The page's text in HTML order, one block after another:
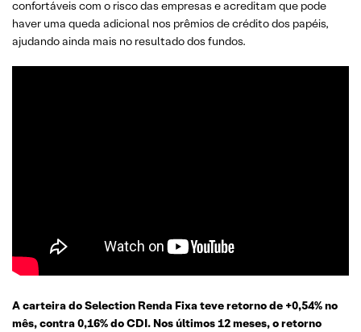
confortáveis com o risco das empresas e acreditam que pode
haver uma queda adicional nos prêmios de crédito dos papéis,
ajudando ainda mais no resultado dos fundos.
A carteira do Selection Renda Fixa teve retorno de +0,54% no
mês, contra 0,16% do CDI. Nos últimos 12 meses, o retorno